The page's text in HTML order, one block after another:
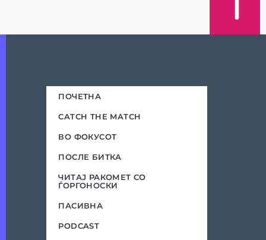
ПОЧЕТНА
CATCH THE MATCH
ВО ФОКУСОТ
ПОСЛЕ БИТКА
ЧИТАЈ РАКОМЕТ СО
ЃОРГОНОСКИ
ПАСИВНА
PODCAST